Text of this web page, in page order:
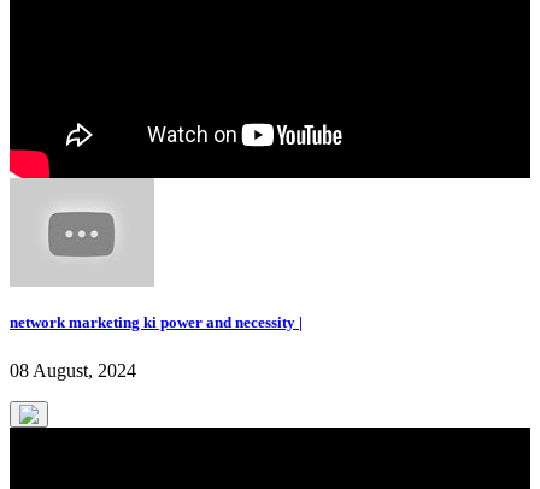
network marketing ki power and necessity |
08 August, 2024